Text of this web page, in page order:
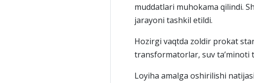
muddatlari muhokama qilindi.
jarayoni tashkil etildi.
Hozirgi vaqtda zoldir prokat
transformatorlar, suv ta’minoti
Loyiha amalga oshirilishi